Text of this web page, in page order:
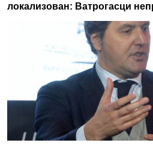
локализован: Ватрогасци